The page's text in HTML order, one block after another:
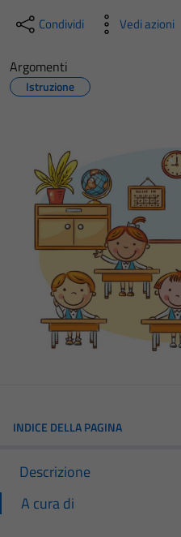
Condividi Vedi azioni
Argomenti
Istruzione
INDICE DELLA PAGINA
Descrizione
A cura di